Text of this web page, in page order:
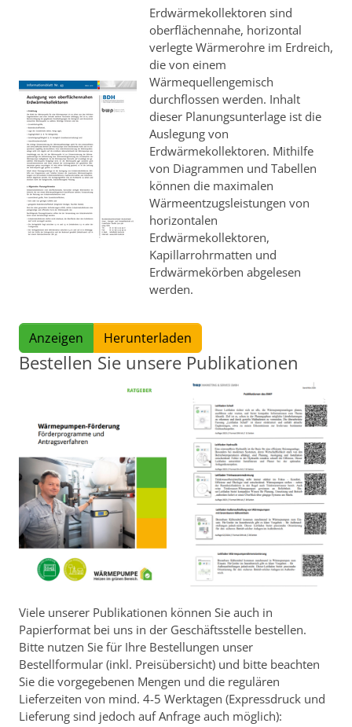
Erdwärmekollektoren sind
oberflächennahe, horizontal
verlegte Wärmerohre im Erdreich,
die von einem
Wärmequellengemisch
durchflossen werden. Inhalt
dieser Planungsunterlage ist die
Auslegung von
Erdwärmekollektoren. Mithilfe
von Diagrammen und Tabellen
können die maximalen
Wärmeentzugsleistungen von
horizontalen
Erdwärmekollektoren,
Kapillarrohrmatten und
Erdwärmekörben abgelesen
werden.
Anzeigen Herunterladen
Bestellen Sie unsere Publikationen
Viele unserer Publikationen können Sie auch in
Papierformat bei uns in der Geschäftsstelle bestellen.
Bitte nutzen Sie für Ihre Bestellungen unser
Bestellformular (inkl. Preisübersicht) und bitte beachten
Sie die vorgegebenen Mengen und die regulären
Lieferzeiten von mind. 4-5 Werktagen (Expressdruck und
Lieferung sind jedoch auf Anfrage auch möglich):